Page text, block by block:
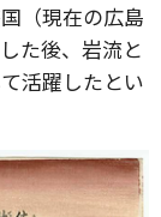
（現在の広島
た後、岩流と
活躍したとい